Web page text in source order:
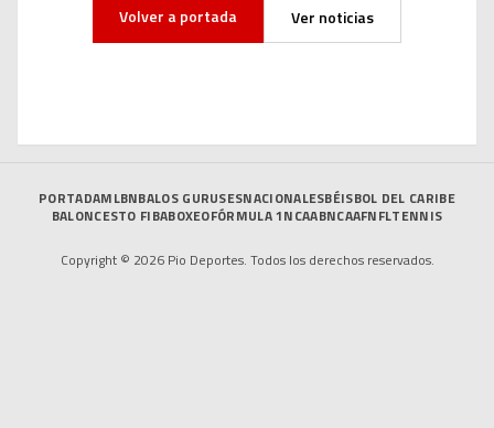
Volver a portada Ver noticias
PORTADAMLBNBALOS GURUSESNACIONALESBÉISBOL DEL CARIBE
BALONCESTO FIBABOXEOFÓRMULA 1NCAABNCAAFNFLTENNIS
Copyright © 2026 Pio Deportes. Todos los derechos reservados.